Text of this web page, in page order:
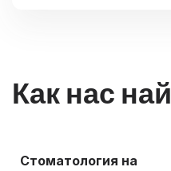
Как нас
Стоматология на